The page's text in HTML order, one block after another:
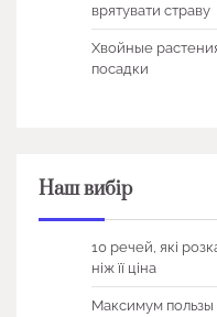
врятувати страву
Хвойные
посадки
Наш вибір
10 речей, які
ніж її ціна
Максимум пользы